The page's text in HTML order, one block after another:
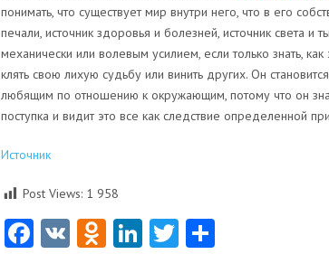
понимать, что существует мир внутри него, что в его
печали, источник здоровья и болезней, источник света и
механически или волевым усилием, если только знать,
клять свою лихую судьбу или винить других. Он
любящим по отношению к окружающим, потому что он
поступка и видит это все как следствие определенной
Источник
Post Views: 1 958
Facebook
VKOdnoklassniki
LinkedIn
TwitterОтправить